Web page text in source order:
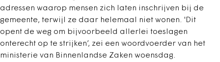
adressen waarop mensen zich laten inschrijven bij de
gemeente, terwijl ze daar helemaal niet wonen. 'Dit
opent de weg om bijvoorbeeld allerlei toeslagen
onterecht op te strijken’, zei een woordvoerder van het
ministerie van Binnenlandse Zaken woensdag.